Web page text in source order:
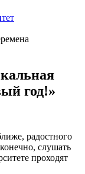
год!»
радостного
слушать
проходят